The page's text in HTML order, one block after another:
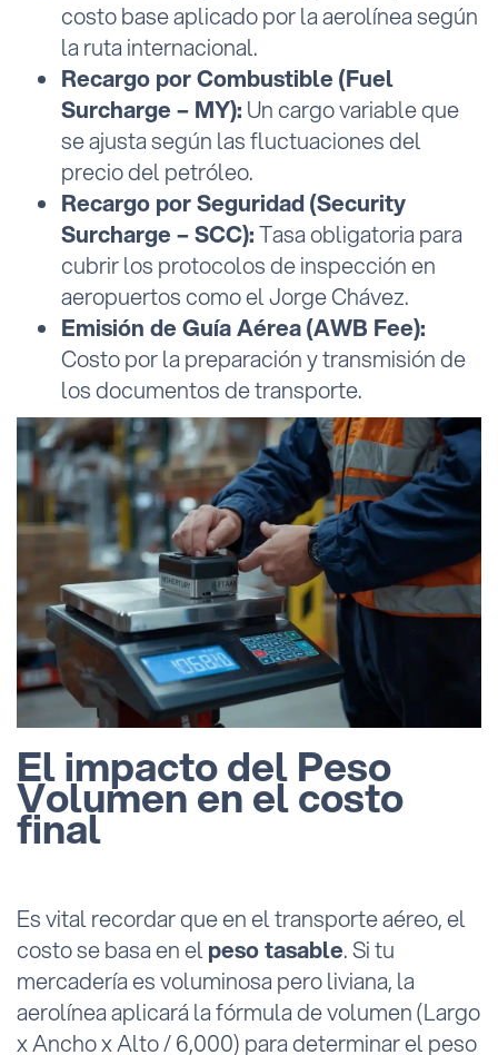
costo base aplicado por la aerolínea según
la ruta internacional.
Recargo por Combustible (Fuel
Surcharge – MY): Un cargo variable que
se ajusta según las fluctuaciones del
precio del petróleo.
Recargo por Seguridad (Security
Surcharge – SCC):Tasa obligatoria para
cubrir los protocolos de inspección en
aeropuertos como el Jorge Chávez.
Emisión de Guía Aérea (AWB Fee):
Costo por la preparación y transmisión de
los documentos de transporte.
El impacto del Peso
Volumen en el costo
final
Es vital recordar que en el transporte aéreo, el
costo se basa en el peso tasable. Si tu
mercadería es voluminosa pero liviana, la
aerolínea aplicará la fórmula de volumen (Largo
x Ancho x Alto / 6,000) para determinar el peso